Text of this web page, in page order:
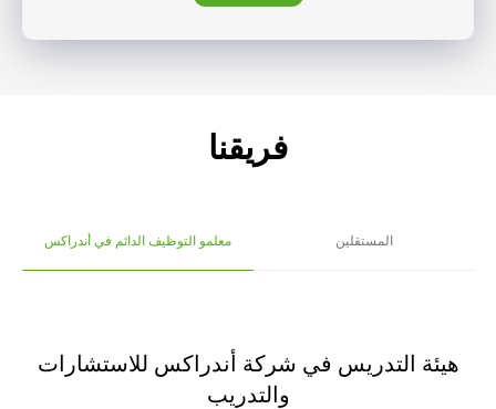
فريقنا
معلمو التوظيف الدائم في أندراكس المستقلين
هيئة التدريس في شركة أندراكس للاستشارات
والتدريب